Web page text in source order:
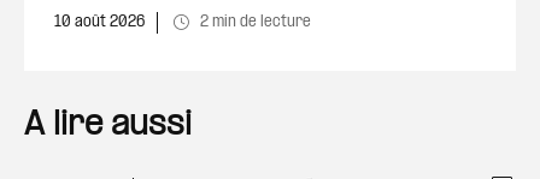
10 août 2026 2 min de lecture
A lire aussi